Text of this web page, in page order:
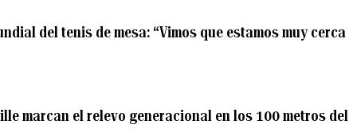
del tenis de mesa: “Vimos que estamos muy cerca
marcan el relevo generacional en los 100 metros del